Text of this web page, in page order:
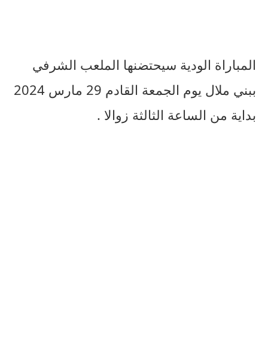
المباراة الودية سيحتضنها الملعب الشرفي
ببني ملال يوم الجمعة القادم 29 مارس 2024
بداية من الساعة الثالثة زوالا .